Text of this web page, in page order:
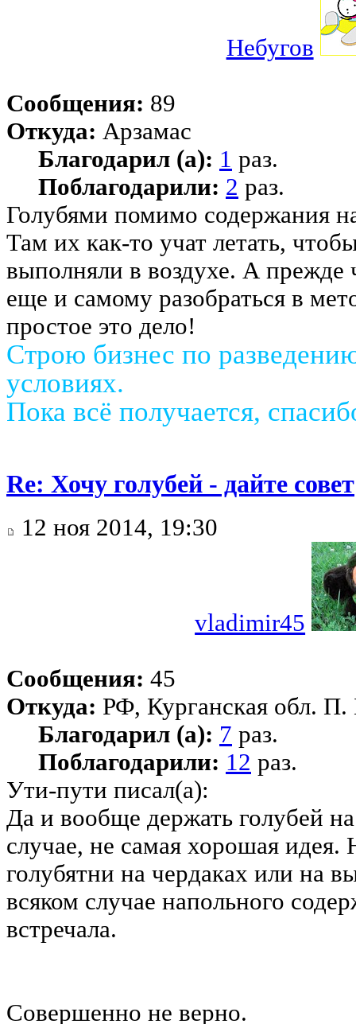
Небугов
Сообщения: 89
Откуда: Арзамас
Благодарил (а): 1 раз.
Поблагодарили: 2 раз.
Голубями помимо содержания
Там их как-то учат летать,
выполняли в воздухе. А прежде
еще и самому разобраться в
простое это дело!
Строю бизнес по
условиях.
Пока всё получается,
Re: Хочу голубей - дайте совет
12 ноя 2014, 19:30
vladimir45
Сообщения: 45
Откуда: РФ, Курганская обл. П.
Благодарил (а): 7 раз.
Поблагодарили: 12 раз.
Ути-пути писал(а):
Да и вообще держать голубей
случае, не самая хорошая идея.
голубятни на чердаках или на
всяком случае напольного
встречала.
Совершенно не верно.